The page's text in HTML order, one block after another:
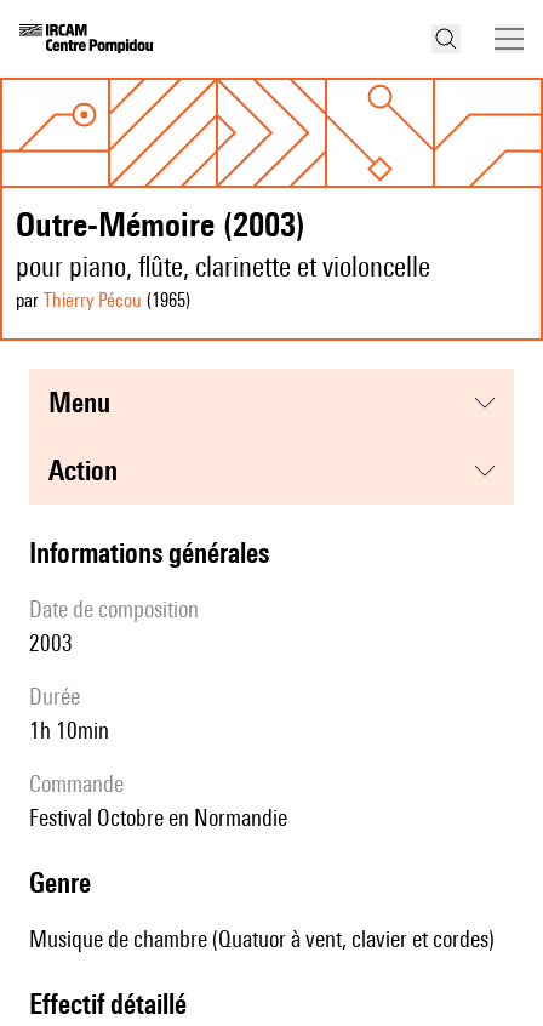
Outre-Mémoire (2003)
pour piano, flûte, clarinette et violoncelle
par Thierry Pécou (1965)
menu
action
informations générales
date de composition
2003
durée
1h 10min
Commande
Festival Octobre en Normandie
genre
Musique de chambre (Quatuor à vent, clavier et cordes)
effectif détaillé